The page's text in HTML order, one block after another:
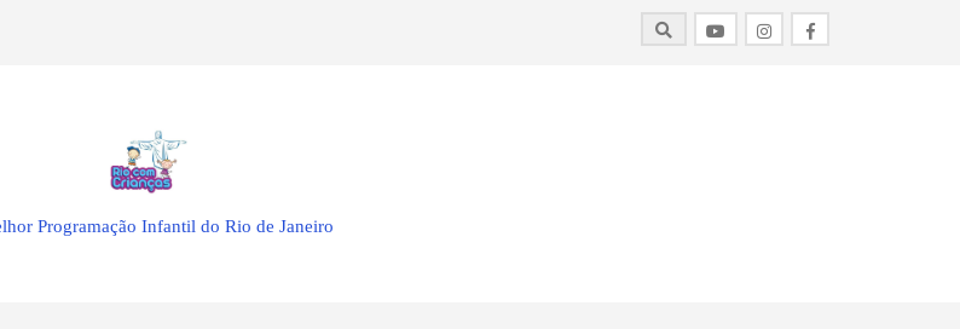
Programação Infantil do Rio de Janeiro